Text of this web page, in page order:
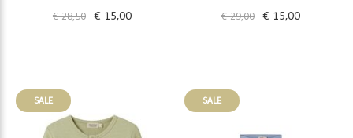
€ 28,50 € 15,00 € 29,00 € 15,00
SALE SALE